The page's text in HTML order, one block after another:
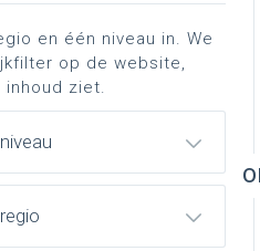
aan de slag:
praten over pesten.
en één niveau in. We
op de website,
ziet.